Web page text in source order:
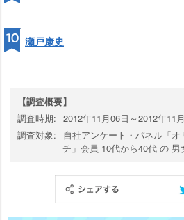
瀬戸康史
10
【調査概要】
調査時期: 2012年11月06日～2012年11
調査対象:
自社アンケート・パネル「
チ」会員 10代から40代 の 男